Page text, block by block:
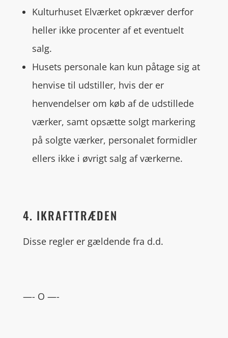
Kulturhuset Elværket opkræver derfor
heller ikke procenter af et eventuelt
salg.
Husets personale kan kun påtage sig at
henvise til udstiller, hvis der er
henvendelser om køb af de udstillede
værker, samt opsætte solgt markering
på solgte værker, personalet formidler
ellers ikke i øvrigt salg af værkerne.
4. IKRAFTTRÆDEN
Disse regler er gældende fra d.d.
—- O —-